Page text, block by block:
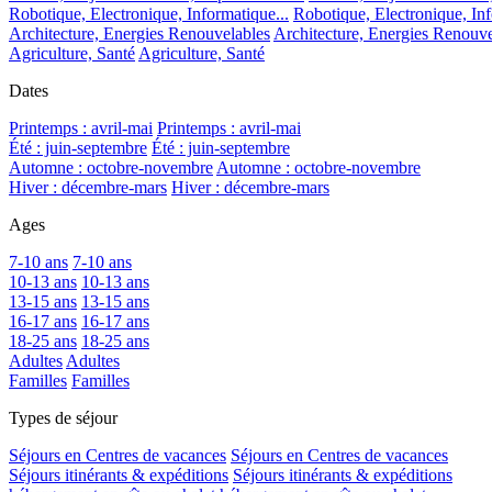
Robotique, Electronique, Informatique... Robotique, Electronique,
Architecture, Energies Renouvelables Architecture, Energies
Agriculture, Santé Agriculture, Santé
Dates
Printemps : avril-mai Printemps : avril-mai
Été : juin-septembre Été : juin-septembre
Automne : octobre-novembre Automne : octobre-novembre
Hiver : décembre-mars Hiver : décembre-mars
Ages
7-10 ans 7-10 ans
10-13 ans 10-13 ans
13-15 ans 13-15 ans
16-17 ans 16-17 ans
18-25 ans 18-25 ans
Adultes Adultes
Familles Familles
Types de séjour
Séjours en Centres de vacances Séjours en Centres de vacances
Séjours itinérants & expéditions Séjours itinérants & expéditions